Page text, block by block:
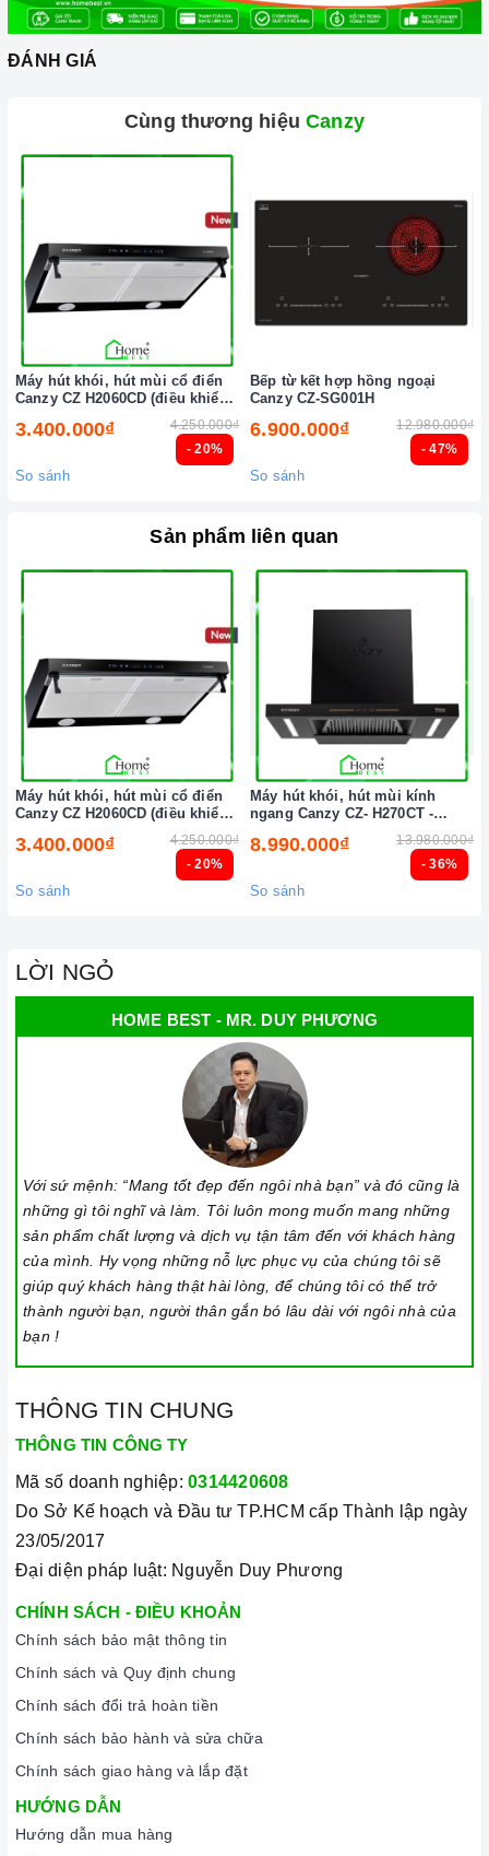
ĐÁNH GIÁ
Cùng thương hiệuCanzy
- 20%
Máy hút khói, hút mùi cổ điển
Canzy CZ H2060CD (điều khiển
3.400.000₫ 4.250.000₫
So sánh
- 47%
Bếp từ kết hợp hồng ngoại
Canzy CZ-SG001H
6.900.000₫ 12.980.000₫
So sánh
Sản phẩm liên quan
- 20%
Máy hút khói, hút mùi cổ điển
Canzy CZ H2060CD (điều khiển
3.400.000₫ 4.250.000₫
So sánh
- 36%
Máy hút khói, hút mùi kính
ngang Canzy CZ- H270CT -
vẫy tay)
8.990.000₫ 13.980.000₫
So sánh
LỜI NGỎ
HOME BEST - MR. DUY PHƯƠNG
Với sứ mệnh: “Mang tốt đẹp đến ngôi nhà bạn” và đó cũng là
những gì tôi nghĩ và làm. Tôi luôn mong muốn mang những
sản phẩm chất lượng và dịch vụ tận tâm đến với khách hàng
của mình. Hy vọng những nỗ lực phục vụ của chúng tôi sẽ
giúp quý khách hàng thật hài lòng, để chúng tôi có thể trở
thành người bạn, người thân gắn bó lâu dài với ngôi nhà của
bạn !
THÔNG TIN CHUNG
THÔNG TIN CÔNG TY
Mã số doanh nghiệp: 0314420608
Do Sở Kế hoạch và Đầu tư TP.HCM cấp Thành lập ngày
23/05/2017
Đại diện pháp luật: Nguyễn Duy Phương
CHÍNH SÁCH - ĐIỀU KHOẢN
Chính sách bảo mật thông tin
Chính sách và Quy định chung
Chính sách đổi trả hoàn tiền
Chính sách bảo hành và sửa chữa
Chính sách giao hàng và lắp đặt
HƯỚNG DẪN
Hướng dẫn mua hàng